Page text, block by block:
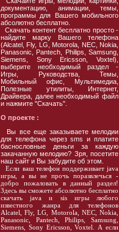
документацию, анимации, темы,
программы для Вашего мобильного
абсолютно бесплатно.
Скачать контент бесплатно просто -
найдите марку Вашего телефона
(Alcatel, Fly, LG, Motorola, NEC, Nokia,
Panasonic, Pantech, Philips, Samsung,
Siemens, Sony Ericsson, Voxtel),
выберите необходимый раздел -
Игры, Руководства, Темы,
Мобильный офис, Мультимедиа,
Полезные утилиты, Интернет,
Драйвера, далее необходимый файл
и нажмите "Скачать".
О проекте :
Вы все еще заказываете мелодии
для телефона через sms и платите
баснословные деньги за каждую
закачанную мелодию? Зря, посетите
наш сайт и Вы забудите об этом.
Если ваш телефон поддерживает java
игры, а вы не прочь поразвлечься -
добро пожаловать в данный раздел!
Здесь вы сможете абсолютно бесплатно
скачать java и sis игры любого
известного жанра для телефонов
Alcatel, Fly, LG, Motorola, NEC, Nokia,
Panasonic, Pantech, Philips, Samsung,
Siemens, Sony Ericsson, Voxtel. А если